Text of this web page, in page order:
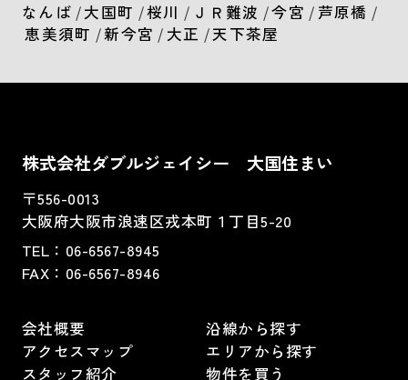
なんば /大国町 /桜川 / ＪＲ難波 /今宮 / 芦原橋 /
恵美須町 /新今宮 / 大正 /天下茶屋
株式会社ダブルジェイシー 大国住まい
〒556-0013
大阪府大阪市浪速区戎本町１丁目5-20
TEL： 06-6567-8945
FAX：06-6567-8946
会社概要
アクセスマップ
スタッフ紹介
沿線から探す
エリアから探す
物件を買う